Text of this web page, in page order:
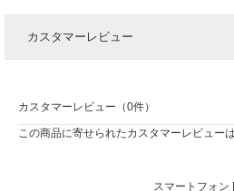
カスタマーレビュー
カスタマーレビュー（0件）
この商品に寄せられたカスタマーレビュー
スマートフォン |